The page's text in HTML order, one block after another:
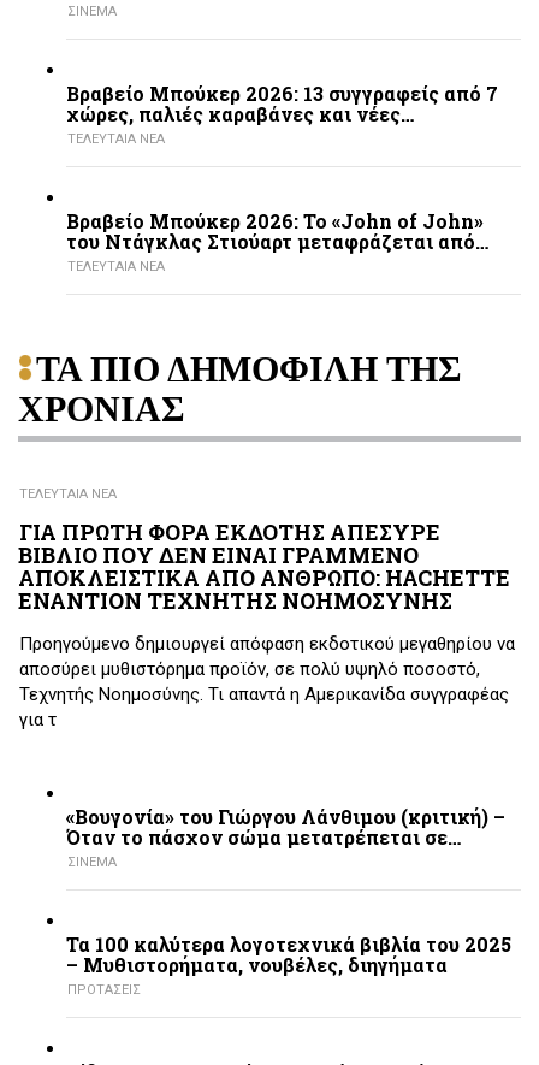
ΣΙΝΕΜΑ
Βραβείο Μπούκερ 2026: 13 συγγραφείς από 7
χώρες, παλιές καραβάνες και νέες…
ΤΕΛΕΥΤΑΙΑ ΝΕΑ
Βραβείο Μπούκερ 2026: Το «John of John»
του Ντάγκλας Στιούαρτ μεταφράζεται από…
ΤΕΛΕΥΤΑΙΑ ΝΕΑ
ΤΑ ΠΙΟ ΔΗΜΟΦΙΛΗ ΤΗΣ
ΧΡΟΝΙΑΣ
ΤΕΛΕΥΤΑΙΑ ΝΕΑ
ΓΙΑ ΠΡΩΤΗ ΦΟΡΑ ΕΚΔΟΤΗΣ ΑΠΕΣΥΡΕ
ΒΙΒΛΙΟ ΠΟΥ ΔΕΝ ΕΙΝΑΙ ΓΡΑΜΜΕΝΟ
ΑΠΟΚΛΕΙΣΤΙΚΑ ΑΠΟ ΑΝΘΡΩΠΟ: HACHETTE
ΕΝΑΝΤΙΟΝ ΤΕΧΝΗΤΗΣ ΝΟΗΜΟΣΥΝΗΣ
Προηγούμενο δημιουργεί απόφαση εκδοτικού μεγαθηρίου να
αποσύρει μυθιστόρημα προϊόν, σε πολύ υψηλό ποσοστό,
Τεχνητής Νοημοσύνης. Τι απαντά η Αμερικανίδα συγγραφέας
για τ
«Βουγονία» του Γιώργου Λάνθιμου (κριτική) –
Όταν το πάσχον σώμα μετατρέπεται σε…
ΣΙΝΕΜΑ
Τα 100 καλύτερα λογοτεχνικά βιβλία του 2025
– Mυθιστορήματα, νουβέλες, διηγήματα
ΠΡΟΤΑΣΕΙΣ